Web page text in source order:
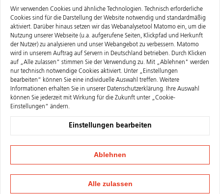
Wir verwenden Cookies und ähnliche Technologien. Technisch erforderliche
Cookies sind für die Darstellung der Website notwendig und standardmäßig
aktiviert. Darüber hinaus setzen wir das Webanalysetool Matomo ein, um die
Nutzung unserer Webseite (u.a. aufgerufene Seiten, Klickpfad und Herkunft
der Nutzer) zu analysieren und unser Webangebot zu verbessern. Matomo
wird in unserem Auftrag auf Servern in Deutschland betrieben. Durch Klicken
auf „Alle zulassen“ stimmen Sie der Verwendung zu. Mit „Ablehnen" werden
nur technisch notwendige Cookies aktiviert. Unter „Einstellungen
bearbeiten“ können Sie eine individuelle Auswahl treffen. Weitere
Informationen erhalten Sie in unserer Datenschutzerklärung. Ihre Auswahl
können Sie jederzeit mit Wirkung für die Zukunft unter „Cookie-
Einstellungen“ ändern.
Einstellungen bearbeiten
Ablehnen
Alle zulassen